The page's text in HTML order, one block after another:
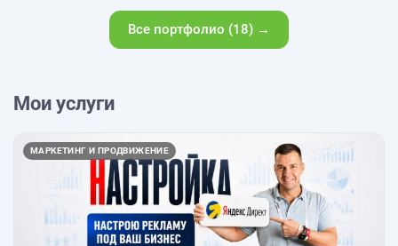
Все портфолио (18) →
Мои услуги
МАРКЕТИНГ И ПРОДВИЖЕНИЕ